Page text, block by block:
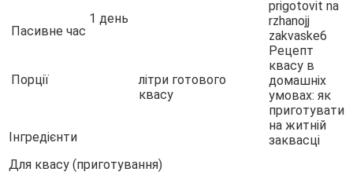
Пасивне час
1 день
Порції
літри готового
квасу
Інгредієнти
Для квасу (приготування)